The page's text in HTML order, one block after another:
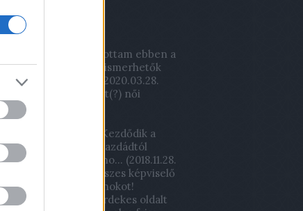
Én még valaha játszottam ebben a
de a filmen nem ismerhetők
több kor...
2020.03.28.
Lőrinci Fonó – Kistext(?) női
mérkőzés
túli magyar:
Mormota: Kezdődik a
Honnan tudjam? Gazdádtól
Annyira beszívtál, ho... (2018.11.28.
milliárdért volt fideszes képviselő
a Lőrinci sportcsarnokot!
Ha igazán érdekes oldalt